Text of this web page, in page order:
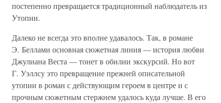
постепенно превращается традиционный наблюдатель из
Утопии.
Далеко не всегда это вполне удавалось. Так, в романе
Э. Беллами основная сюжетная линия — история любви
Джулиана Веста — тонет в обилии экскурсий. Но вот
Г. Уэллсу это превращение прежней описательной
утопии в роман с действующим героем в центре и с
прочным сюжетным стержнем удалось куда лучше. В его